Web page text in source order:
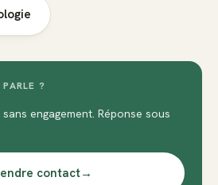
?
engagement. Réponse sous
contact→